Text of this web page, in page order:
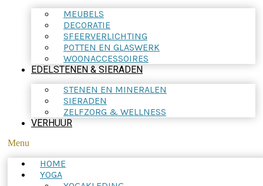
MEUBELS
DECORATIE
SFEERVERLICHTING
POTTEN EN GLASWERK
WOONACCESSOIRES
EDELSTENEN & SIERADEN
STENEN EN MINERALEN
SIERADEN
ZELFZORG & WELLNESS
VERHUUR
Menu
HOME
YOGA